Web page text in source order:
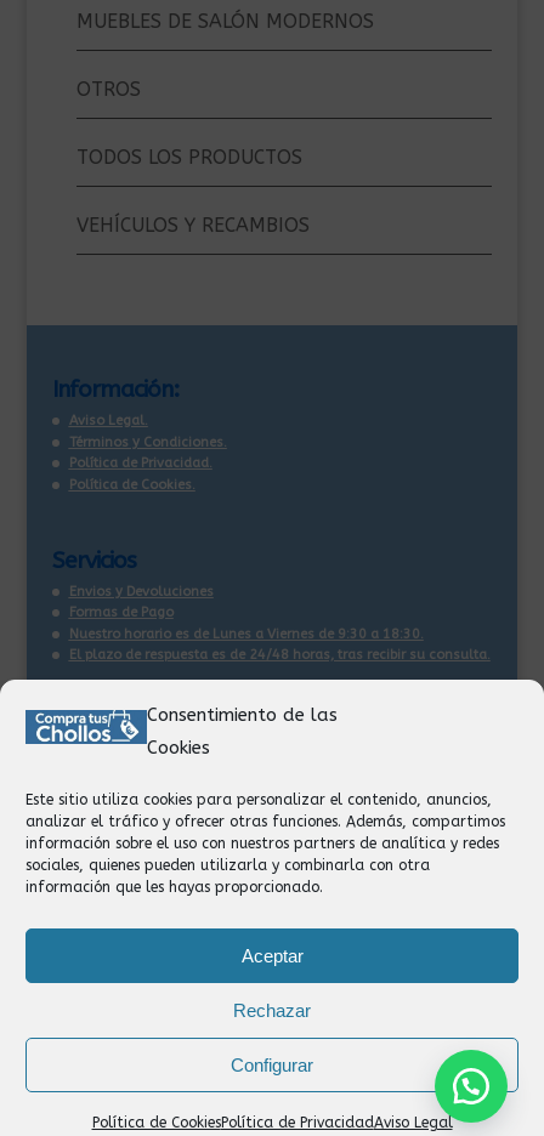
Consentimiento de las
Cookies
Este sitio utiliza cookies para personalizar el contenido, anuncios,
analizar el tráfico y ofrecer otras funciones. Además, compartimos
información sobre el uso con nuestros partners de analítica y redes
sociales, quienes pueden utilizarla y combinarla con otra
información que les hayas proporcionado.
Aceptar
Rechazar
Configurar
Política de CookiesPolítica de PrivacidadAviso Legal
MUEBLES DE SALÓN MODERNOS
OTROS
TODOS LOS PRODUCTOS
VEHÍCULOS Y RECAMBIOS
Información:
Aviso Legal.
Términos y Condiciones.
Política de Privacidad.
Política de Cookies.
Servicios
Envios y Devoluciones
Formas de Pago
Nuestro horario es de Lunes a Viernes de 9:30 a 18:30.
El plazo de respuesta es de 24/48 horas, tras recibir su consulta.
Contacto:
Facturación
Devoluciones
Privacidad
Formas de Pago